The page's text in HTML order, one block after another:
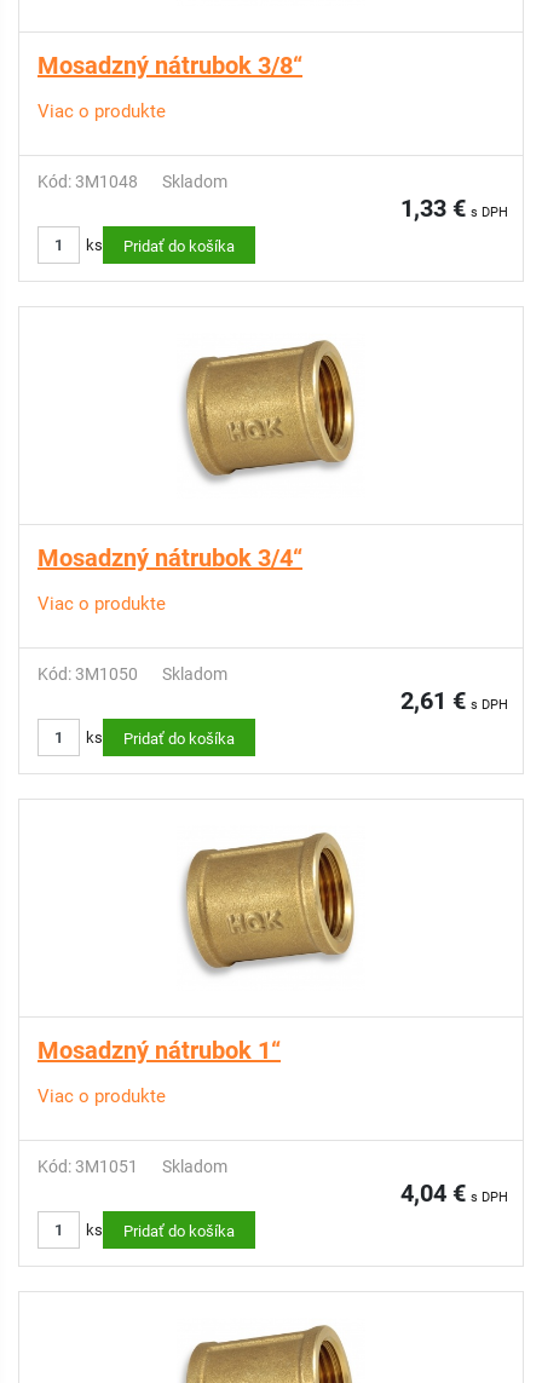
Mosadzný nátrubok 3/8“
Viac o produkte
Kód: 3M1048 Skladom
1,33 € s DPH
ks Pridať do košíka
Mosadzný nátrubok 3/4“
Viac o produkte
Kód: 3M1050 Skladom
2,61 € s DPH
ks Pridať do košíka
Mosadzný nátrubok 1“
Viac o produkte
Kód: 3M1051 Skladom
4,04 € s DPH
ks Pridať do košíka